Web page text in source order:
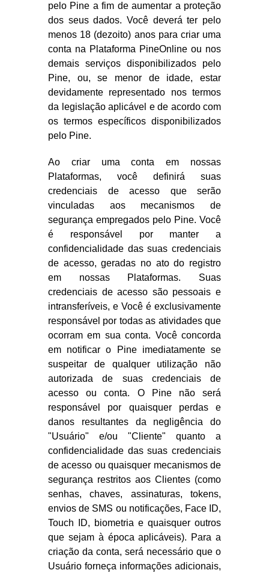
pelo Pine a fim de aumentar a proteção
dos seus dados. Você deverá ter pelo
menos 18 (dezoito) anos para criar uma
conta na Plataforma PineOnline ou nos
demais serviços disponibilizados pelo
Pine, ou, se menor de idade, estar
devidamente representado nos termos
da legislação aplicável e de acordo com
os termos específicos disponibilizados
pelo Pine.
Ao criar uma conta em nossas
Plataformas, você definirá suas
credenciais de acesso que serão
vinculadas aos mecanismos de
segurança empregados pelo Pine. Você
é responsável por manter a
confidencialidade das suas credenciais
de acesso, geradas no ato do registro
em nossas Plataformas. Suas
credenciais de acesso são pessoais e
intransferíveis, e Você é exclusivamente
responsável por todas as atividades que
ocorram em sua conta. Você concorda
em notificar o Pine imediatamente se
suspeitar de qualquer utilização não
autorizada de suas credenciais de
acesso ou conta. O Pine não será
responsável por quaisquer perdas e
danos resultantes da negligência do
"Usuário" e/ou "Cliente" quanto a
confidencialidade das suas credenciais
de acesso ou quaisquer mecanismos de
segurança restritos aos Clientes (como
senhas, chaves, assinaturas, tokens,
envios de SMS ou notificações, Face ID,
Touch ID, biometria e quaisquer outros
que sejam à época aplicáveis). Para a
criação da conta, será necessário que o
Usuário forneça informações adicionais,